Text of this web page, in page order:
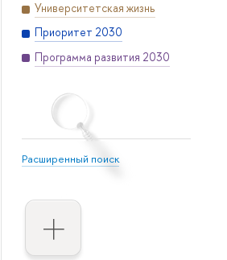
Университетская жизнь
Приоритет 2030
Программа развития 2030
Расширенный поиск